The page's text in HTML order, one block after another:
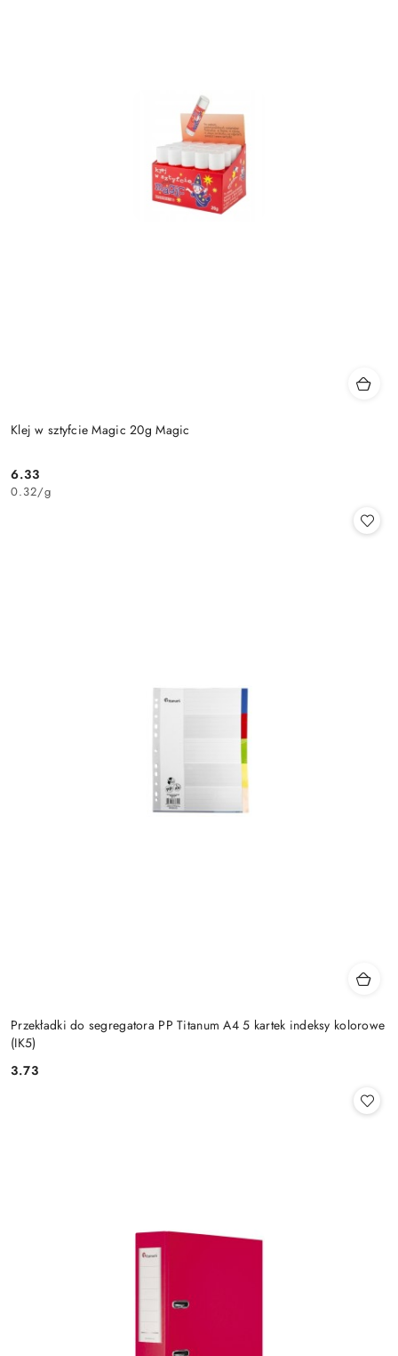
Klej w sztyfcie Magic 20g Magic
Cena:
6.33
0.32/g
Przekładki do segregatora PP Titanum A4 5 kartek indeksy kolorowe
(IK5)
Cena:
3.73